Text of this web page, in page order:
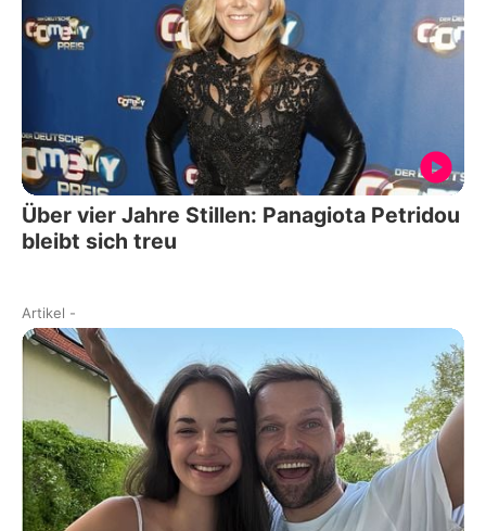
Über vier Jahre Stillen: Panagiota Petridou
bleibt sich treu
Artikel -